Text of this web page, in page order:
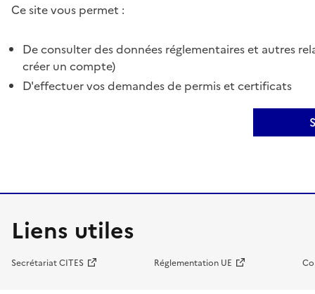
Ce site vous permet :
De consulter des données réglementaires et autres
créer un compte)
D'effectuer vos demandes de permis et certificats
Liens utiles
Secrétariat CITES Réglementation UE